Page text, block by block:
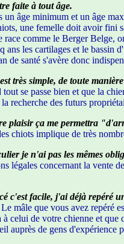
faite à tout âge.
âge minimum et un âge
une femelle doit avoir fini
race comme le Berger Belge,
ans les cartilages et le bassin
de santé s'avère donc
très simple, de toute
se passe bien et que la
la recherche des futurs
plaisir ça me permettra
chiots implique de très
je n'ai pas les mêmes
légales concernant la vente
c'est facile, j'ai déjà repéré
mâle que vous avez repéré
à celui de votre chienne et
auprès de gens d'expérience